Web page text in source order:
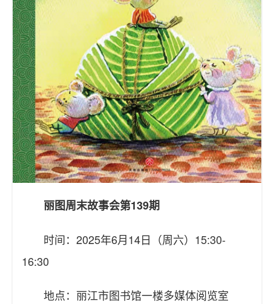
丽图周末故事会第139期
时间：2025年6月14日（周六）15:30-
16:30
地点：丽江市图书馆一楼多媒体阅览室